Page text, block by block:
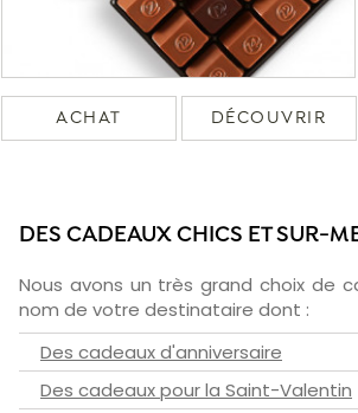
ACHAT DÉCOUVRIR
DES CADEAUX CHICS ET SUR-
Nous avons un très grand choix de
nom de votre destinataire dont :
Des cadeaux d'anniversaire
Des cadeaux pour la Saint-Valentin